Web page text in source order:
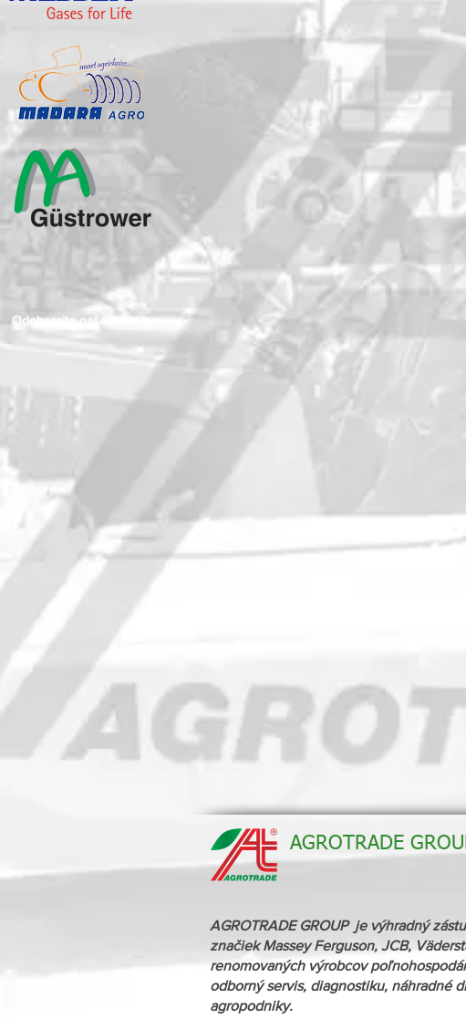
Odoberajte naše novinky
AGROTRADE
AGROTRADE GROUP je výhradný
značiek Massey Ferguson, JCB,
renomovaných výrobcov
odborný servis, diagnostiku, náhradné
agropodniky.